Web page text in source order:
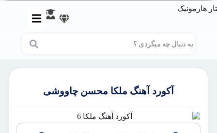
آکورد آهنگ ملکا محسن چاووشی